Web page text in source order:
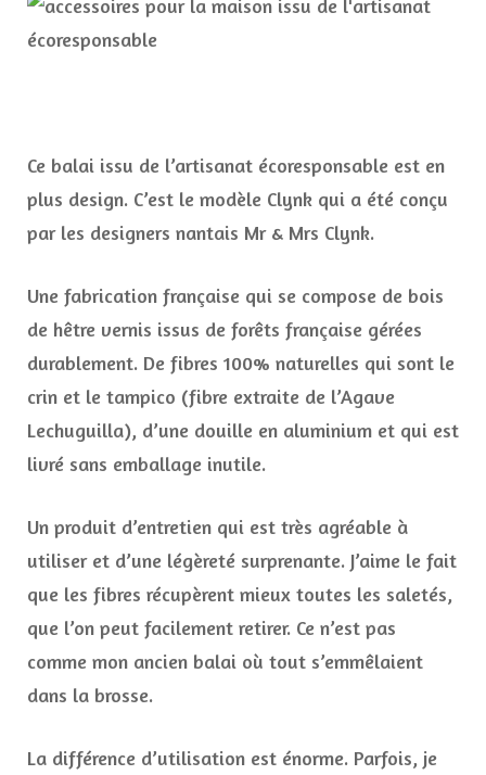
Ce balai issu de l’artisanat écoresponsable est en
plus design. C’est le modèle Clynk qui a été conçu
par les designers nantais Mr & Mrs Clynk.
Une fabrication française qui se compose de bois
de hêtre vernis issus de forêts française gérées
durablement. De fibres 100% naturelles qui sont le
crin et le tampico (fibre extraite de l’Agave
Lechuguilla), d’une douille en aluminium et qui est
livré sans emballage inutile.
Un produit d’entretien qui est très agréable à
utiliser et d’une légèreté surprenante. J’aime le fait
que les fibres récupèrent mieux toutes les saletés,
que l’on peut facilement retirer. Ce n’est pas
comme mon ancien balai où tout s’emmêlaient
dans la brosse.
La différence d’utilisation est énorme. Parfois, je